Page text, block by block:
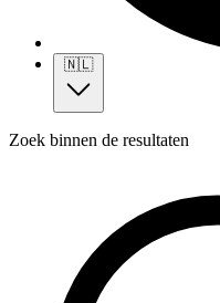
🇳🇱
Zoek binnen de resultaten